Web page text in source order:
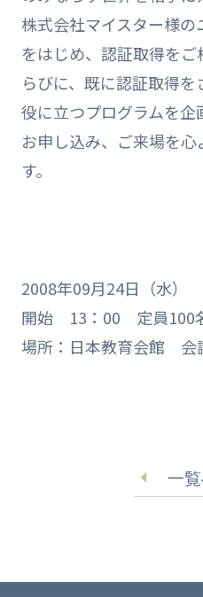
株式会社マイスター様
をはじめ、認証取得を
らびに、既に認証取得
役に立つプログラムを企
お申し込み、ご来場を心
す。
2008年09月24日（水）
開始 13：00 定員100名
場所：日本教育会館
一